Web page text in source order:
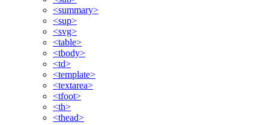
<summary>
<sup>
<svg>
<table>
<tbody>
<td>
<template>
<textarea>
<tfoot>
<th>
<thead>